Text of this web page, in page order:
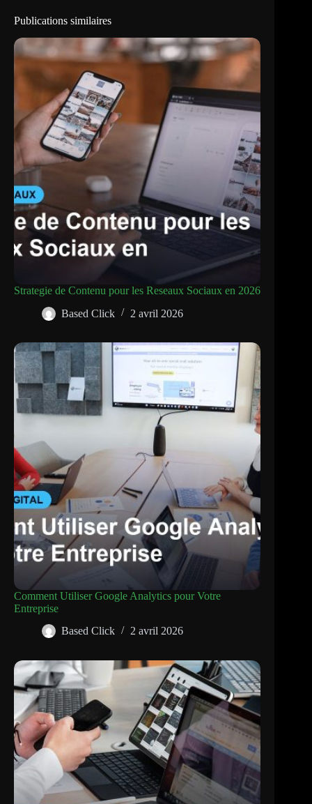
Publications similaires
Strategie de Contenu pour les Reseaux Sociaux en 2026
Based Click
2 avril 2026
Comment Utiliser Google Analytics pour Votre
Entreprise
Based Click
2 avril 2026